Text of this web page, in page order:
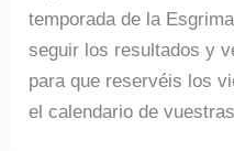
temporada de la
seguir los resultados y
para que reservéis los
el calendario de